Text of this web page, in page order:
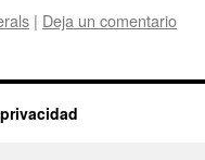
| Deja un comentario